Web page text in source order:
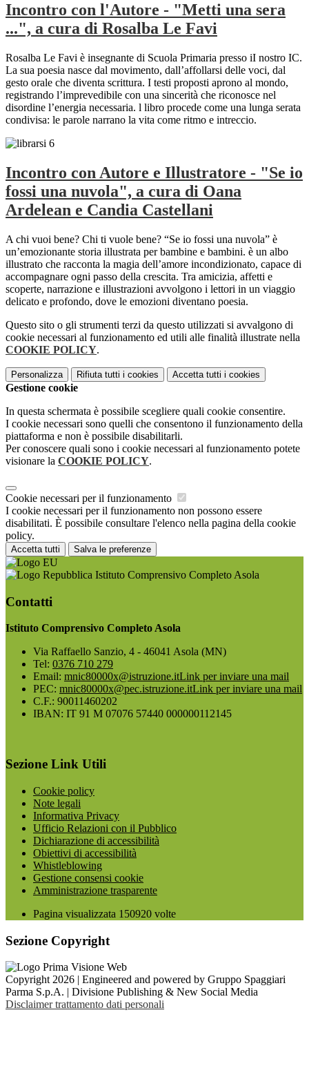
Incontro con l'Autore - "Metti una sera
...", a cura di Rosalba Le Favi
Rosalba Le Favi è insegnante di Scuola Primaria presso iI nostro IC.
La sua poesia nasce dal movimento, dall’affollarsi delle voci, dal
gesto orale che diventa scrittura. I testi proposti aprono al mondo,
registrando l’imprevedibile con una sincerità che riconosce nel
disordine l’energia necessaria. l libro procede come una lunga serata
condivisa: le parole narrano la vita come ritmo e intreccio.
Incontro con Autore e Illustratore - "Se io
fossi una nuvola", a cura di Oana
Ardelean e Candia Castellani
A chi vuoi bene? Chi ti vuole bene? “Se io fossi una nuvola” è
un’emozionante storia illustrata per bambine e bambini. è un albo
illustrato che racconta la magia dell’amore incondizionato, capace di
accompagnare ogni passo della crescita. Tra amicizia, affetti e
scoperte, narrazione e illustrazioni avvolgono i lettori in un viaggio
delicato e profondo, dove le emozioni diventano poesia.
Questo sito o gli strumenti terzi da questo utilizzati si avvalgono di
cookie necessari al funzionamento ed utili alle finalità illustrate nella
COOKIE POLICY.
Personalizza Rifiuta tutti i cookies Accetta tutti i cookies
Gestione cookie
In questa schermata è possibile scegliere quali cookie consentire.
I cookie necessari sono quelli che consentono il funzionamento della
piattaforma e non è possibile disabilitarli.
Per conoscere quali sono i cookie necessari al funzionamento potete
visionare la COOKIE POLICY.
Cookie necessari per il funzionamento
I cookie necessari per il funzionamento non possono essere
disabilitati. È possibile consultare l'elenco nella pagina della cookie
policy.
Accetta tutti Salva le preferenze
Istituto Comprensivo Completo Asola
Contatti
Istituto Comprensivo Completo Asola
Via Raffaello Sanzio, 4 - 46041 Asola (MN)
Tel: 0376 710 279
Email: mnic80000x@istruzione.itLink per inviare una mail
PEC: mnic80000x@pec.istruzione.itLink per inviare una mail
C.F.: 90011460202
IBAN: IT 91 M 07076 57440 000000112145
Sezione Link Utili
Cookie policy
Note legali
Informativa Privacy
Ufficio Relazioni con il Pubblico
Dichiarazione di accessibilità
Obiettivi di accessibilità
Whistleblowing
Gestione consensi cookie
Amministrazione trasparente
Pagina visualizzata 150920 volte
Sezione Copyright
Copyright 2026 | Engineered and powered by Gruppo Spaggiari
Parma S.p.A. | Divisione Publishing & New Social Media
Disclaimer trattamento dati personali